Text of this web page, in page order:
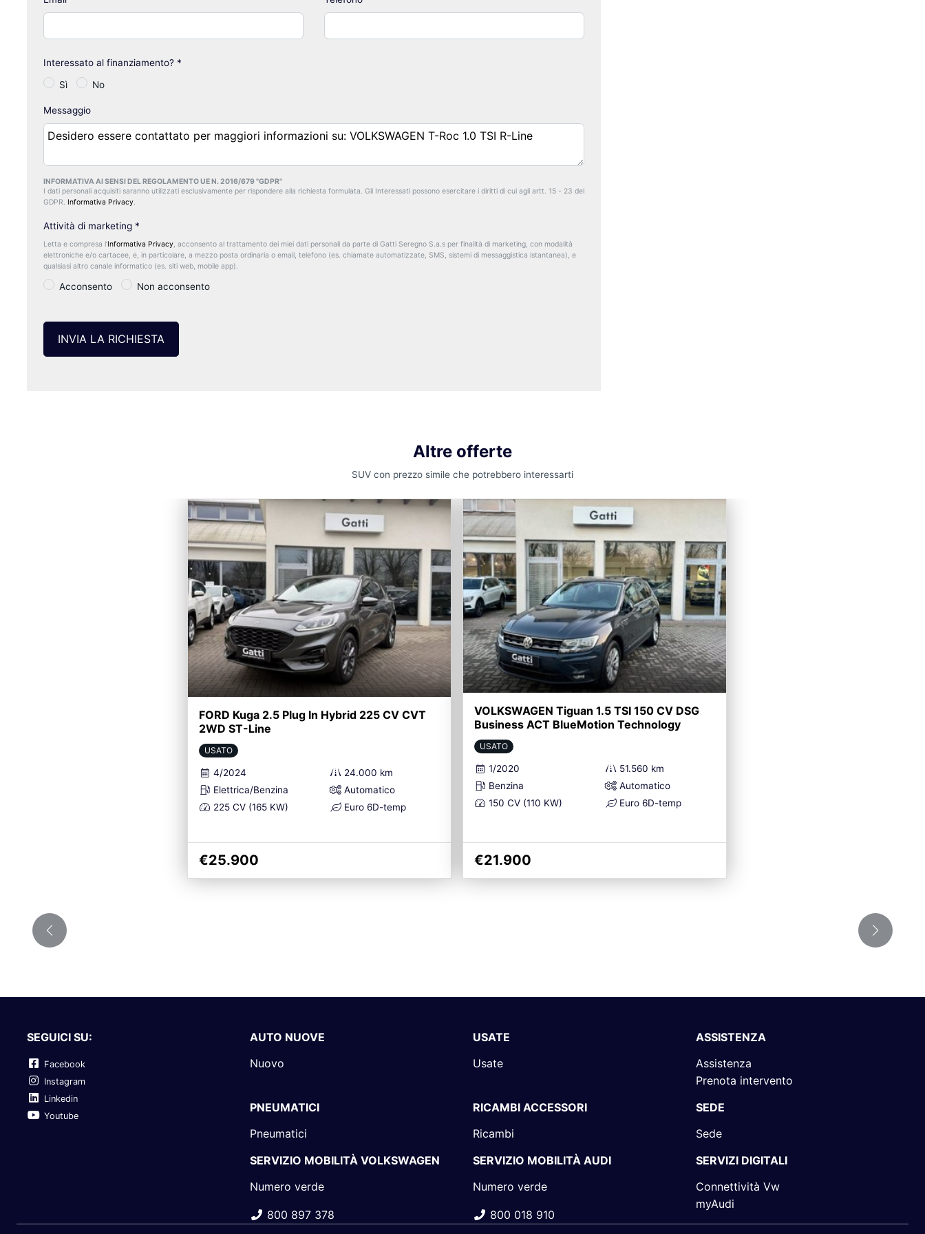
Interessato al finanziamento? *
Sì
No
Messaggio
INFORMATIVA AI SENSI DEL REGOLAMENTO UE N. 2016/679 "GDPR"
I dati personali acquisiti saranno utilizzati esclusivamente per rispondere alla richiesta formulata. Gli Interessati possono esercitare i diritti di cui agli artt. 15 - 23 del
GDPR. Informativa Privacy.
Attività di marketing *
Letta e compresa l’Informativa Privacy, acconsento al trattamento dei miei dati personali da parte di Gatti Seregno S.a.s per finalità di marketing, con modalità
elettroniche e/o cartacee, e, in particolare, a mezzo posta ordinaria o email, telefono (es. chiamate automatizzate, SMS, sistemi di messaggistica istantanea), e
qualsiasi altro canale informatico (es. siti web, mobile app).
Acconsento Non acconsento
Altre offerte
SUV con prezzo simile che potrebbero interessarti
FORD Kuga 2.5 Plug In Hybrid 225 CV CVT
2WD ST-Line
USATO
4/2024
24.000 km
Elettrica/Benzina
Automatico
225 CV (165 KW)
Euro 6D-temp
€25.900
VOLKSWAGEN Tiguan 1.5 TSI 150 CV DSG
Business ACT BlueMotion Technology
USATO
1/2020
51.560 km
Benzina
Automatico
150 CV (110 KW)
Euro 6D-temp
€21.900
SEGUICI SU:
Facebook
Instagram
Linkedin
Youtube
AUTO NUOVE
Nuovo
USATE
Usate
ASSISTENZA
Assistenza
Prenota intervento
PNEUMATICI
Pneumatici
RICAMBI ACCESSORI
Ricambi
SEDE
Sede
SERVIZIO MOBILITÀ VOLKSWAGEN
Numero verde
800 897 378
SERVIZIO MOBILITÀ AUDI
Numero verde
800 018 910
SERVIZI DIGITALI
Connettività Vw
myAudi